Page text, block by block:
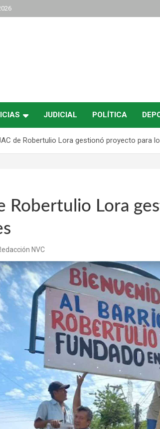
JUDICIAL POLÍTICA
de Robertulio Lora gestionó proyecto para
Robertulio Lora
NVC